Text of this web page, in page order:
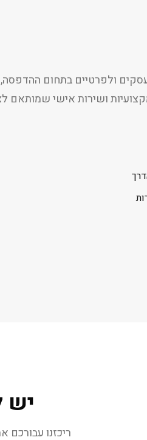
ולפרטיים בתחום ההדפסה,
ושירות אישי שמותאם
יש
ריכזנו